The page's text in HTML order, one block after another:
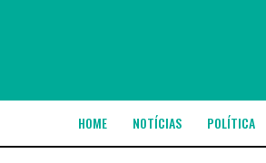
HOME NOTÍCIAS POLÍTICA